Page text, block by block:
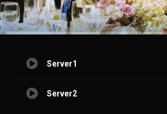
Server1
Server2